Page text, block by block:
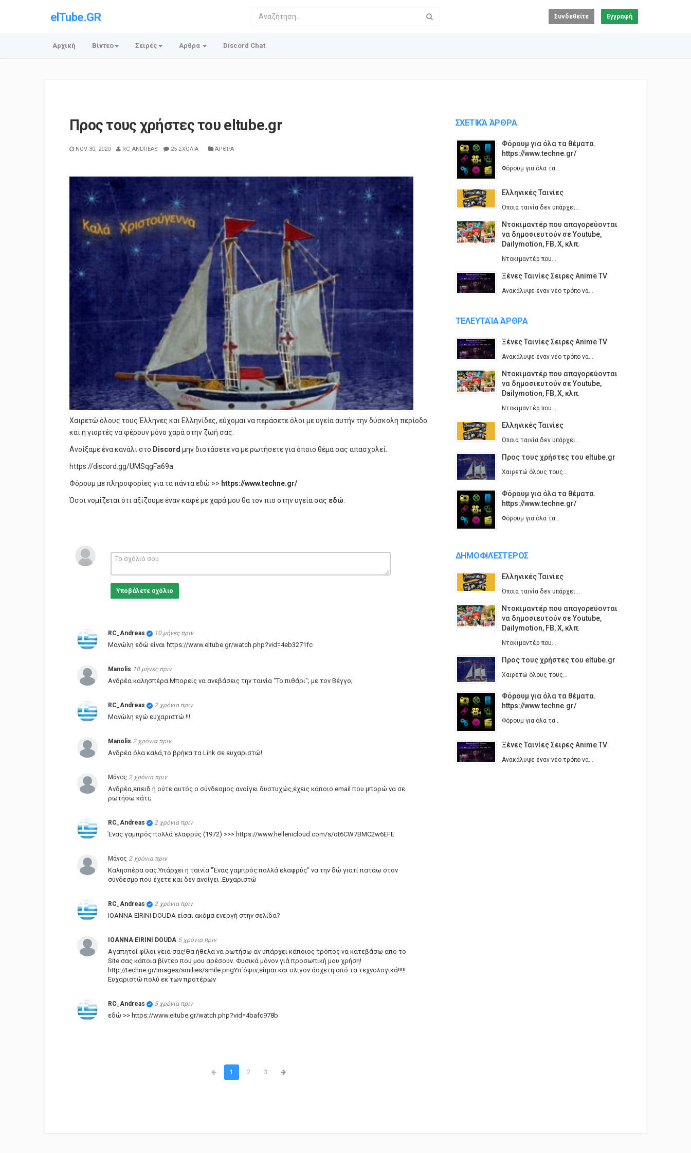
elTube.GR Συνδεθείτε Εγγραφή
Αρχική Βίντεο Σειρές Αρθρα Discord Chat
Προς τους χρήστες του eltube.gr
NOV 30, 2020 RC_ANDREAS 25 ΣΧΌΛΙΑ ΆΡΘΡΑ
Χαιρετώ όλους τους Έλληνες και Ελληνίδες, εύχομαι να περάσετε όλοι με υγεία αυτήν την δύσκολη περίοδο
και η γιορτές να φέρουν μόνο χαρά στην ζωή σας.
Ανοίξαμε ένα κανάλι στο Discord μην διστάσετε να με ρωτήσετε για όποιο θέμα σας απασχολεί.
https://discord.gg/UMSqgFa69a
Φόρουμ με πληροφορίες για τα πάντα εδώ >> https://www.techne.gr/
Όσοι νομίζεται ότι αξίζουμε έναν καφέ με χαρά μου θα τον πιο στην υγεία σας εδώ
Υποβάλετε σχόλιο
RC_Andreas 10 μήνες πριν
Μανώλη εδώ είναι https://www.eltube.gr/watch.php?vid=4eb3271fc
Manolis 10 μήνες πριν
Ανδρέα καλησπέρα.Μπορείς να ανεβάσεις την ταινία "Το πιθάρι"; με τον Βέγγο;
RC_Andreas 2 χρόνια πριν
Μανώλη εγώ ευχαριστώ.!!!
Manolis 2 χρόνια πριν
Ανδρέα όλα καλά,το βρήκα τα Link σε ευχαριστώ!
Μάνος 2 χρόνια πριν
Ανδρέα,επειδ ή ούτε αυτός ο σύνδεσμος ανοίγει δυστυχώς,έχεις κάποιο email που μπορώ να σε
ρωτήσω κάτι;
RC_Andreas 2 χρόνια πριν
Ένας γαμπρός πολλά ελαφρύς (1972) >>> https://www.hellenicloud.com/s/ot6CW7BMC2w6EFE
Μάνος 2 χρόνια πριν
Καλησπέρα σας.Υπάρχει η ταινία "Ένας γαμπρός πολλά ελαφρύς" να την δώ γιατί πατάω στον
σύνδεσμο που έχετε και δεν ανοίγει .Ευχαριστώ
RC_Andreas 2 χρόνια πριν
IOANNA EIRINI DOUDA είσαι ακόμα ενεργή στην σελίδα?
IOANNA EIRINI DOUDA 5 χρόνια πριν
Αγαπητοί φίλοι γειά σας!Θα ήθελα να ρωτήσω αν υπάρχει κάποιος τρόπος να κατεβάσω απο το
Site σας κάποια βίντεο που μου αρέσουν. Φυσικά μόνον γιά προσωπική μου χρήση!
http://techne.gr/images/smilies/smile.pngΥπ΄όψιν,είιμαι και ολιγον άσχετη από τα τεχνολογικά!!!!!
Ευχαριστώ πολύ εκ΄των προτέρων
RC_Andreas 5 χρόνια πριν
εδώ >> https://www.eltube.gr/watch.php?vid=4bafc978b
1 2 3
ΣΧΕΤΙΚΆ ΆΡΘΡΑ
Φόρουμ για όλα τα θέματα.
https://www.techne.gr/
Φόρουμ για όλα τα...
Ελληνικές Ταινίες
Όποια ταινία δεν υπάρχει...
Ντοκιμαντέρ που απαγορεύονται
να δημοσιευτούν σε Youtube,
Dailymotion, FB, X, κλπ.
Ντοκιμαντέρ που...
Ξένες Ταινίες Σειρες Anime TV
Ανακάλυψε έναν νέο τρόπο να...
ΤΕΛΕΥΤΑΊΑ ΆΡΘΡΑ
Ξένες Ταινίες Σειρες Anime TV
Ανακάλυψε έναν νέο τρόπο να...
Ντοκιμαντέρ που απαγορεύονται
να δημοσιευτούν σε Youtube,
Dailymotion, FB, X, κλπ.
Ντοκιμαντέρ που...
Ελληνικές Ταινίες
Όποια ταινία δεν υπάρχει...
Προς τους χρήστες του eltube.gr
Χαιρετώ όλους τους...
Φόρουμ για όλα τα θέματα.
https://www.techne.gr/
Φόρουμ για όλα τα...
ΔΗΜΟΦΙΛΈΣΤΕΡΟΣ
Ελληνικές Ταινίες
Όποια ταινία δεν υπάρχει...
Ντοκιμαντέρ που απαγορεύονται
να δημοσιευτούν σε Youtube,
Dailymotion, FB, X, κλπ.
Ντοκιμαντέρ που...
Προς τους χρήστες του eltube.gr
Χαιρετώ όλους τους...
Φόρουμ για όλα τα θέματα.
https://www.techne.gr/
Φόρουμ για όλα τα...
Ξένες Ταινίες Σειρες Anime TV
Ανακάλυψε έναν νέο τρόπο να...